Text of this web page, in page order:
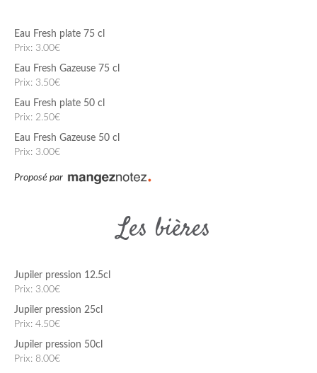
Eau Fresh plate 75 cl
Prix: 3.00€
Eau Fresh Gazeuse 75 cl
Prix: 3.50€
Eau Fresh plate 50 cl
Prix: 2.50€
Eau Fresh Gazeuse 50 cl
Prix: 3.00€
Proposé par
Les bières
Jupiler pression 12.5cl
Prix: 3.00€
Jupiler pression 25cl
Prix: 4.50€
Jupiler pression 50cl
Prix: 8.00€